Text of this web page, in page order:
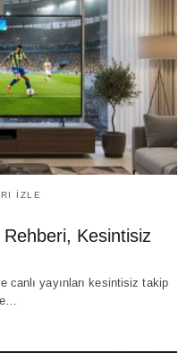
IZLE
Kesintisiz
canlı yayınları kesintisiz takip